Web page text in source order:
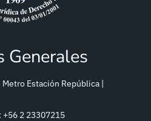
Generales
Estación República |
+56 2 23307215